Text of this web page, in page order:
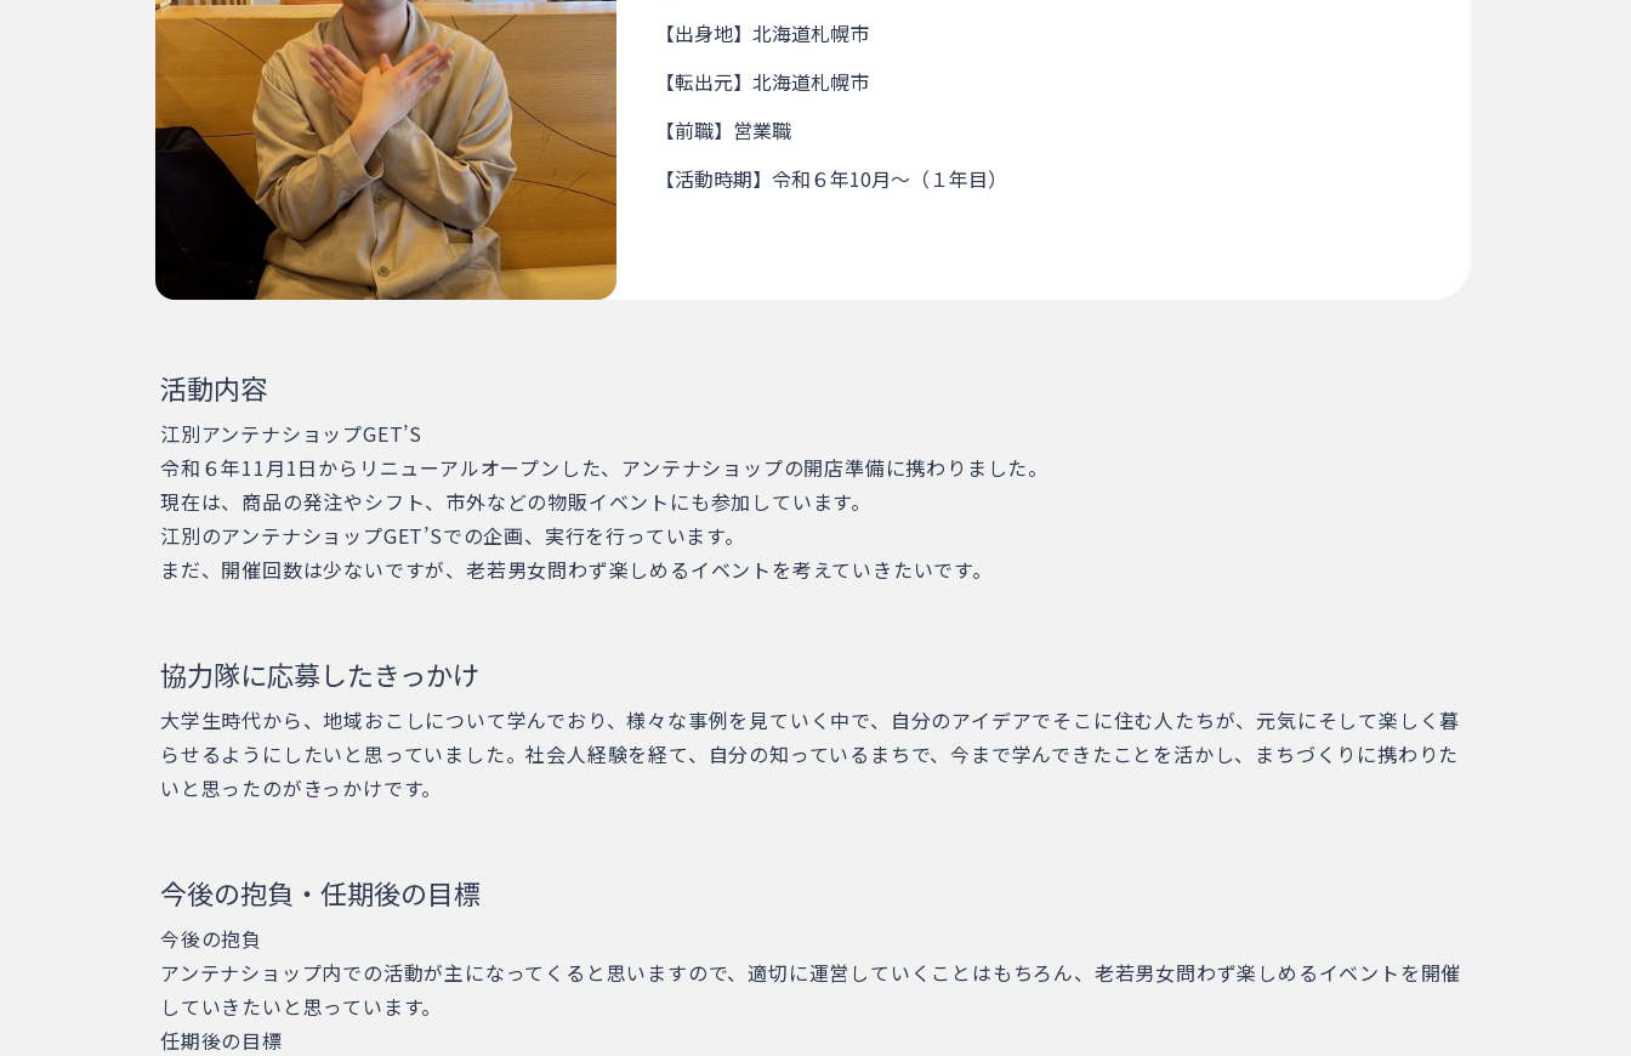
【出身地】北海道札幌市
【転出元】北海道札幌市
【前職】営業職
【活動時期】令和６年10月～（１年目）
活動内容
江別アンテナショップGET’S
令和６年11月1日からリニューアルオープンした、アンテナショップの開店準備に携わりました。
現在は、商品の発注やシフト、市外などの物販イベントにも参加しています。
江別のアンテナショップGET’Sでの企画、実行を行っています。
まだ、開催回数は少ないですが、老若男女問わず楽しめるイベントを考えていきたいです。
協力隊に応募したきっかけ
大学生時代から、地域おこしについて学んでおり、様々な事例を見ていく中で、自分のアイデアでそこに住む人たちが、元気にそして楽しく暮
らせるようにしたいと思っていました。社会人経験を経て、自分の知っているまちで、今まで学んできたことを活かし、まちづくりに携わりた
いと思ったのがきっかけです。
今後の抱負・任期後の目標
今後の抱負
アンテナショップ内での活動が主になってくると思いますので、適切に運営していくことはもちろん、老若男女問わず楽しめるイベントを開催
していきたいと思っています。
任期後の目標